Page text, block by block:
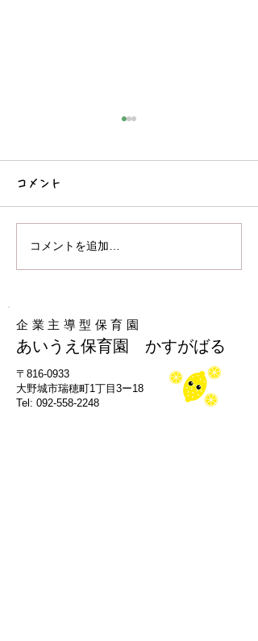
おままごとをしました♪
コメント
コメントを追加…
​〒816-0933
大野城市瑞穂町1丁目3ー18
Tel: 092-558-2248
企業主導型保育園
あいうえ保育園 かすがばる